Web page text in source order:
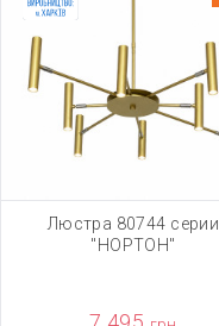
Люстра 80744 серии
"НОРТОН"